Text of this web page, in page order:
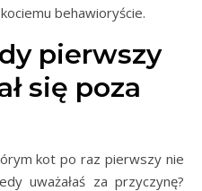
behawioryście.
pierwszy
się poza
kot po raz pierwszy nie
uważałaś za przyczynę?